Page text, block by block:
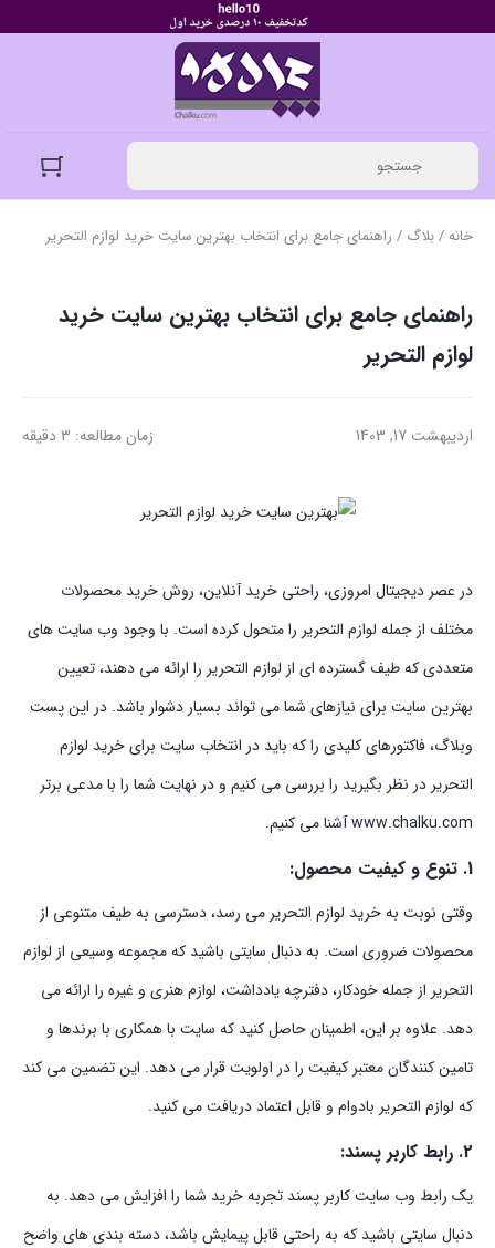
خانه/بلاگ / راهنمای جامع برای انتخاب بهترین سایت خرید لوازم التحریر
راهنمای جامع برای انتخاب بهترین سایت خرید
لوازم التحریر
اردیبهشت 17, 1403 زمان مطالعه: 3 دقیقه
در عصر دیجیتال امروزی، راحتی خرید آنلاین، روش خرید محصولات
مختلف از جمله لوازم التحریر را متحول کرده است. با وجود وب سایت های
متعددی که طیف گسترده ای از لوازم التحریر را ارائه می دهند، تعیین
بهترین سایت برای نیازهای شما می تواند بسیار دشوار باشد. در این پست
وبلاگ، فاکتورهای کلیدی را که باید در انتخاب سایت برای خرید لوازم
التحریر در نظر بگیرید را بررسی می کنیم و در نهایت شما را با مدعی برتر
www.chalku.com آشنا می کنیم.
1. تنوع و کیفیت محصول:
وقتی نوبت به خرید لوازم التحریر می رسد، دسترسی به طیف متنوعی از
محصولات ضروری است. به دنبال سایتی باشید که مجموعه وسیعی از لوازم
التحریر از جمله خودکار، دفترچه یادداشت، لوازم هنری و غیره را ارائه می
دهد. علاوه بر این، اطمینان حاصل کنید که سایت با همکاری با برندها و
تامین کنندگان معتبر کیفیت را در اولویت قرار می دهد. این تضمین می کند
که لوازم التحریر بادوام و قابل اعتماد دریافت می کنید.
2. رابط کاربر پسند:
یک رابط وب سایت کاربر پسند تجربه خرید شما را افزایش می دهد. به
دنبال سایتی باشید که به راحتی قابل پیمایش باشد، دسته بندی های واضح